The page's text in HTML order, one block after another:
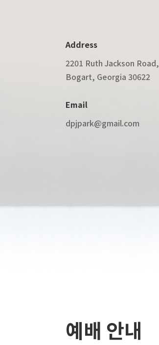
Address
2201 Ruth Jackson Road,
Bogart, Georgia 30622
Email
dpjpark@gmail.com
예배 안내